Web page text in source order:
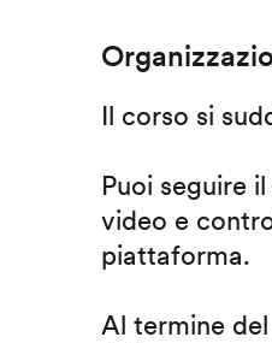
Il corso si
Puoi seguire
video e
piattaforma.
Al termine